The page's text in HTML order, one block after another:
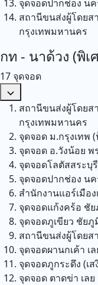
จุดจอดปากช่อง น
สถานีขนส่งผู้โดยส
กรุงเทพมหานคร
กท - นาด้วง (พิเ
17 จุดจอด
สถานีขนส่งผู้โดยส
กรุงเทพมหานคร
จุดจอด ม.กรุงเทพ
จุดจอด อ.วังน้อย พ
จุดจอดโลตัสสระบุรี
จุดจอดปากช่อง น
สำนักงานแอร์เมือ
จุดจอดแก้งคร้อ ชั
จุดจอดภูเขียว ชัยภู
สถานีขนส่งผู้โดยส
จุดจอดผานกเค้า เ
จุดจอดภูกระดึง (เ
จุดจอด ตาดข่า เลย